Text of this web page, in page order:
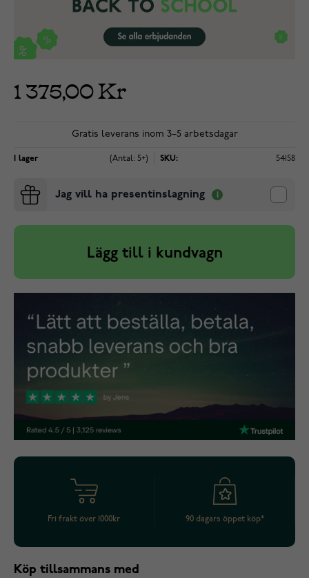
1 375,00 Kr
Gratis leverans inom 3–5 arbetsdagar
I lager (Antal: 5+) SKU: 54158
Jag vill ha presentinslagning
Lägg till i kundvagn
Fri frakt över 1000kr 90 dagars öppet köp*
Köp tillsammans med